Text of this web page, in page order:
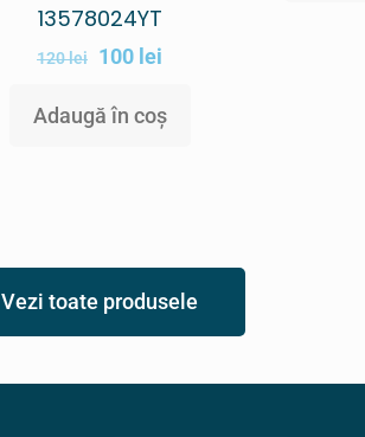
13578024YT
120lei 100 lei
Adaugă în coș
Vezi toate produsele